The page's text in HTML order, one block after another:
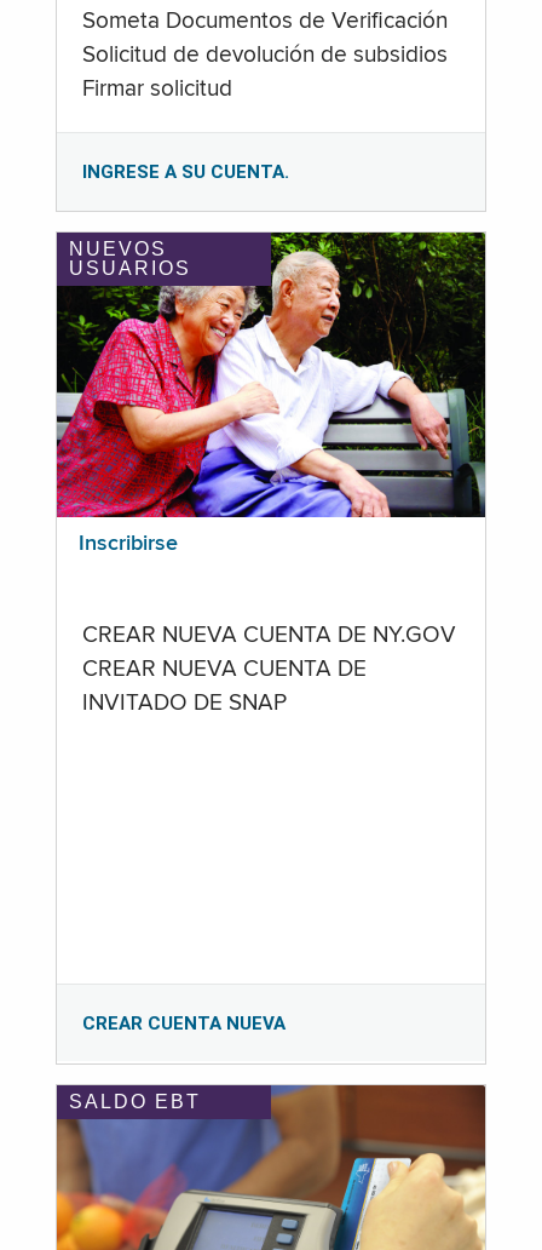
Someta Documentos de Verificación
Solicitud de devolución de subsidios
Firmar solicitud
INGRESE A SU CUENTA.
NUEVOS
USUARIOS
Inscribirse
CREAR NUEVA CUENTA DE NY.GOV
CREAR NUEVA CUENTA DE
INVITADO DE SNAP
CREAR CUENTA NUEVA
SALDO EBT